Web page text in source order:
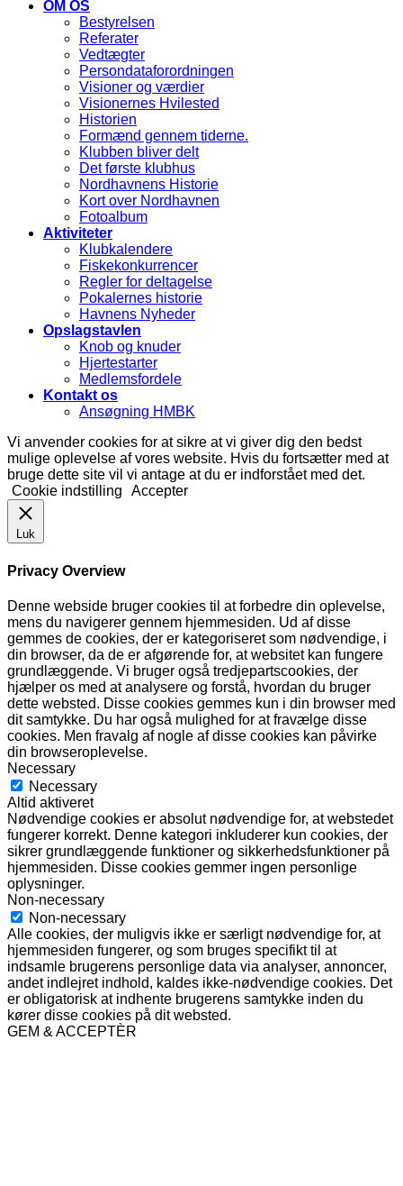
OM OS
Bestyrelsen
Referater
Vedtægter
Persondataforordningen
Visioner og værdier
Visionernes Hvilested
Historien
Formænd gennem tiderne.
Klubben bliver delt
Det første klubhus
Nordhavnens Historie
Kort over Nordhavnen
Fotoalbum
Aktiviteter
Klubkalendere
Fiskekonkurrencer
Regler for deltagelse
Pokalernes historie
Havnens Nyheder
Opslagstavlen
Knob og knuder
Hjertestarter
Medlemsfordele
Kontakt os
Ansøgning HMBK
Vi anvender cookies for at sikre at vi giver dig den bedst
mulige oplevelse af vores website. Hvis du fortsætter med at
bruge dette site vil vi antage at du er indforstået med det.
Cookie indstilling
Accepter
Luk
Privacy Overview
Denne webside bruger cookies til at forbedre din oplevelse,
mens du navigerer gennem hjemmesiden. Ud af disse
gemmes de cookies, der er kategoriseret som nødvendige, i
din browser, da de er afgørende for, at websitet kan fungere
grundlæggende. Vi bruger også tredjepartscookies, der
hjælper os med at analysere og forstå, hvordan du bruger
dette websted. Disse cookies gemmes kun i din browser med
dit samtykke. Du har også mulighed for at fravælge disse
cookies. Men fravalg af nogle af disse cookies kan påvirke
din browseroplevelse.
Necessary
Necessary
Altid aktiveret
Nødvendige cookies er absolut nødvendige for, at webstedet
fungerer korrekt. Denne kategori inkluderer kun cookies, der
sikrer grundlæggende funktioner og sikkerhedsfunktioner på
hjemmesiden. Disse cookies gemmer ingen personlige
oplysninger.
Non-necessary
Non-necessary
Alle cookies, der muligvis ikke er særligt nødvendige for, at
hjemmesiden fungerer, og som bruges specifikt til at
indsamle brugerens personlige data via analyser, annoncer,
andet indlejret indhold, kaldes ikke-nødvendige cookies. Det
er obligatorisk at indhente brugerens samtykke inden du
kører disse cookies på dit websted.
GEM & ACCEPTÈR